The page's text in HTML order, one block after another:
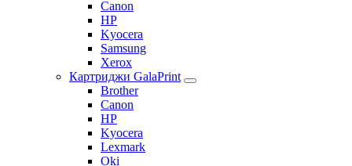
Canon
HP
Kyocera
Samsung
Xerox
Картриджи GalaPrint
Brother
Canon
HP
Kyocera
Lexmark
Oki